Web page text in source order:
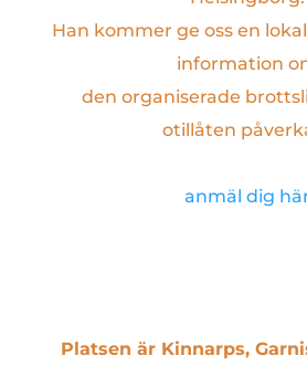
Han kommer ge oss en
information
den organiserade
otillåten
Läs
anmäl dig
Platsen är Kinnarps,